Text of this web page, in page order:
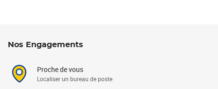
Nos Engagements
Proche de vous
Localiser un bureau de poste